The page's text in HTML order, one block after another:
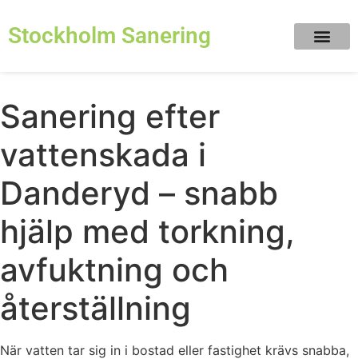
Stockholm Sanering
Sanering efter
vattenskada i
Danderyd – snabb
hjälp med torkning,
avfuktning och
återställning
När vatten tar sig in i bostad eller fastighet krävs snabba,